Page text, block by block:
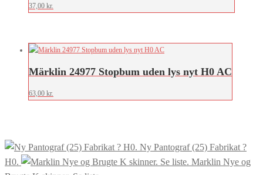
37,00 kr.
Märklin 24977 Stopbum uden lys nyt H0 AC
63,00 kr.
Ny Pantograf (25) Fabrikat ?
H0.
Marklin Nye og